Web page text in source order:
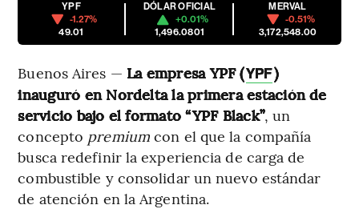
YPF
-1.27%
49.01
DÓLAR OFICIAL
+0.01%
1,496.0801
MERVAL
-0.51%
3,172,548.00
Buenos Aires — La empresa YPF (YPF)
inauguró en Nordelta la primera estación de
servicio bajo el formato “YPF Black”, un
concepto premiumcon el que la compañía
busca redefinir la experiencia de carga de
combustible y consolidar un nuevo estándar
de atención en la Argentina.